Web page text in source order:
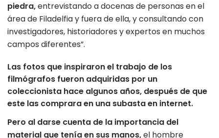
piedra,entrevistando a docenas de personas en el
área de Filadelfia y fuera de ella, y consultando con
investigadores, historiadores y expertos en muchos
campos diferentes”.
Las fotos que inspiraron el trabajo de los
filmógrafos fueron adquiridas por un
coleccionista hace algunos años, después de que
este las comprara en una subasta en internet.
Pero al darse cuenta de la importancia del
material que tenía en sus manos,el hombre